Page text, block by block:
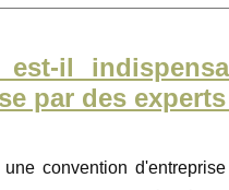
est-il
par des
une convention